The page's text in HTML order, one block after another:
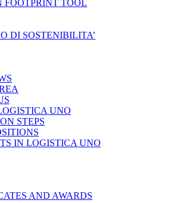
FOOTPRINT TOOL
DI SOSTENIBILITA’
UNO
STEPS
IN LOGISTICA UNO
AND AWARDS